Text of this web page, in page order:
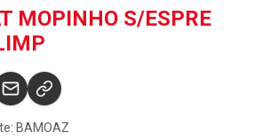
MOPINHO S/ESPRE
BAMOAZ